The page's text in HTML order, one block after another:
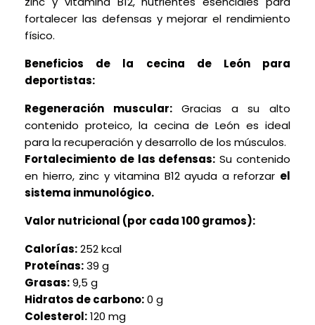
fortalecer las defensas y mejorar el rendimiento
físico.
Beneficios de la cecina de León para
deportistas:
Regeneración muscular:Gracias a su alto
contenido proteico, la cecina de León es ideal
para la recuperación y desarrollo de los músculos.
Fortalecimiento de las defensas: Su contenido
en hierro, zinc y vitamina B12 ayuda a reforzar el
sistema inmunológico.
Valor nutricional (por cada 100 gramos):
Calorías:252 kcal
Proteínas:39 g
Grasas:9,5 g
Hidratos de carbono:0 g
Colesterol:120 mg